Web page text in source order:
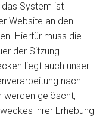
System ist
Website an den
Hierfür muss die
der Sitzung
liegt auch unser
nach
werden gelöscht,
ihrer Erhebung